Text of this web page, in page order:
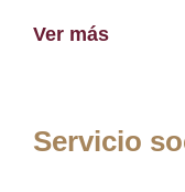
Ver más
Servicio